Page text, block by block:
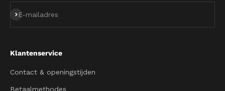
E-mailadres
Abonneren
Klantenservice
Contact & openingstijden
Betaalmethodes